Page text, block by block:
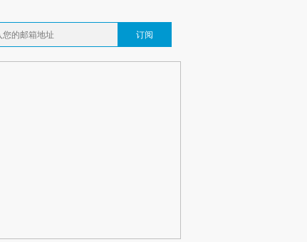
私7万
内含3种
视线｜被称为“蟑螂”的印
度Z世代 用街头抗争将教
育部长拱下台
视线｜“入侵”还是“人道危
飞地休达
似打瞌
订阅